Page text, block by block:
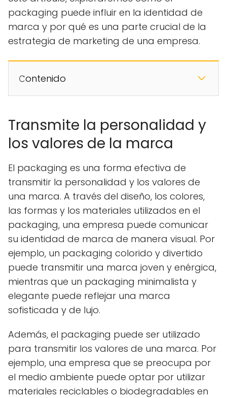
packaging puede influir en la identidad de
marca y por qué es una parte crucial de la
estrategia de marketing de una empresa.
𝙲ontenido
Transmite la personalidad y
los valores de la marca
El packaging es una forma efectiva de
transmitir la personalidad y los valores de
una marca. A través del diseño, los colores,
las formas y los materiales utilizados en el
packaging, una empresa puede comunicar
su identidad de marca de manera visual. Por
ejemplo, un packaging colorido y divertido
puede transmitir una marca joven y enérgica,
mientras que un packaging minimalista y
elegante puede reflejar una marca
sofisticada y de lujo.
Además, el packaging puede ser utilizado
para transmitir los valores de una marca. Por
ejemplo, una empresa que se preocupa por
el medio ambiente puede optar por utilizar
materiales reciclables o biodegradables en